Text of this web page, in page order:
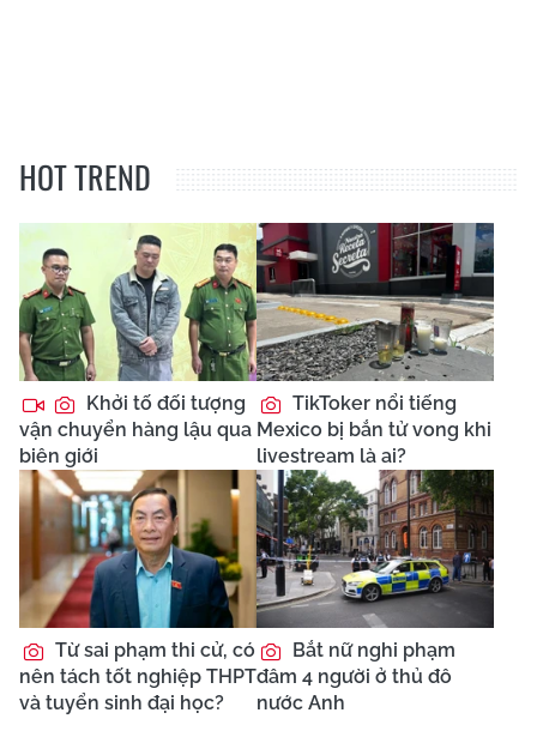
HOT TREND
Khởi tố đối tượng
vận chuyển hàng lậu qua
biên giới
TikToker nổi tiếng
Mexico bị bắn tử vong khi
livestream là ai?
Từ sai phạm thi cử, có
nên tách tốt nghiệp THPT
và tuyển sinh đại học?
Bắt nữ nghi phạm
đâm 4 người ở thủ đô
nước Anh